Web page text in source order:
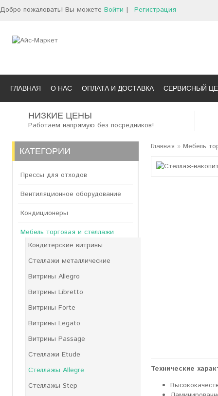
Добро пожаловать! Вы можете Войти | Регистрация
ГЛАВНАЯ О НАС ОПЛАТА И ДОСТАВКА СЕРВИСНЫЙ
НИЗКИЕ ЦЕНЫ
Работаем напрямую без посредников!
КАТЕГОРИИ
Прессы для отходов
Вентиляционное оборудование
Кондиционеры
Мебель торговая и стеллажи
Кондитерские витрины
Стеллажи металлические
Витрины Allegro
Витрины Libretto
Витрины Forte
Витрины Legato
Витрины Passage
Стеллажи Etude
Стеллажы Allegre
Стеллажы Step
Главная » Мебель
Технические